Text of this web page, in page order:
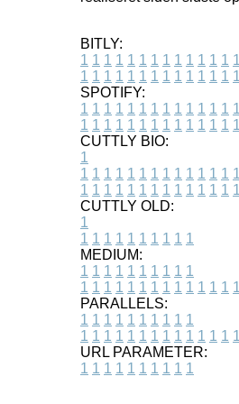
BITLY:
1 1 1 1 1 1 1 1 1 1 1 1 1 1
1 1 1 1 1 1 1 1 1 1 1 1 1 1
SPOTIFY:
1 1 1 1 1 1 1 1 1 1 1 1 1 1
1 1 1 1 1 1 1 1 1 1 1 1 1 1
CUTTLY BIO:
1
1 1 1 1 1 1 1 1 1 1 1 1 1 1
1 1 1 1 1 1 1 1 1 1 1 1 1 1
CUTTLY OLD:
1
1 1 1 1 1 1 1 1 1 1
MEDIUM:
1 1 1 1 1 1 1 1 1 1
1 1 1 1 1 1 1 1 1 1 1 1 1 1
PARALLELS:
1 1 1 1 1 1 1 1 1 1
1 1 1 1 1 1 1 1 1 1 1 1 1 1
URL PARAMETER:
1 1 1 1 1 1 1 1 1 1